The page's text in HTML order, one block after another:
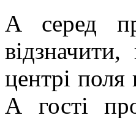
А серед
центрі поля
А гості